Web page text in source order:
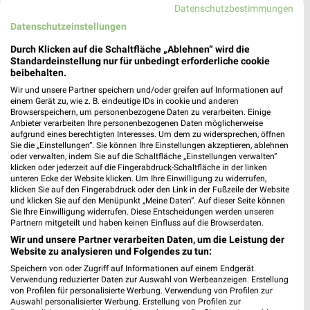
Nächste Filiale
GALERIA Offenburg
77652 Offenburg
Heute 10:00 - 19:00 Uhr | Geöffnet
592,86 km • Angebote: 2 Prospekte
Angebote-Kalender für GALERIA
Karstadt Kaufhof in Offenburg und
Umgebung
Aug.
10 Mo 11Di 12Mi 13Do 14 Fr
GALERIA Karstadt Kaufhof - Angebote
Datenschutzbestimmungen
Datenschutzeinstellungen
Durch Klicken auf die Schaltfläche „Ablehnen“ wird die
Standardeinstellung nur für unbedingt erforderliche cookie
beibehalten.
Wir und unsere Partner speichern und/oder greifen auf Informationen auf
einem Gerät zu, wie z. B. eindeutige IDs in cookie und anderen
Browserspeichern, um personenbezogene Daten zu verarbeiten. Einige
Anbieter verarbeiten Ihre personenbezogenen Daten möglicherweise
aufgrund eines berechtigten Interesses. Um dem zu widersprechen, öffnen
Sie die „Einstellungen“. Sie können Ihre Einstellungen akzeptieren, ablehnen
oder verwalten, indem Sie auf die Schaltfläche „Einstellungen verwalten“
klicken oder jederzeit auf die Fingerabdruck-Schaltfläche in der linken
unteren Ecke der Website klicken. Um Ihre Einwilligung zu widerrufen,
klicken Sie auf den Fingerabdruck oder den Link in der Fußzeile der Website
und klicken Sie auf den Menüpunkt „Meine Daten“. Auf dieser Seite können
Sie Ihre Einwilligung widerrufen. Diese Entscheidungen werden unseren
Partnern mitgeteilt und haben keinen Einfluss auf die Browserdaten.
Wir und unsere Partner verarbeiten Daten, um die Leistung der
Website zu analysieren und Folgendes zu tun:
Speichern von oder Zugriff auf Informationen auf einem Endgerät.
Verwendung reduzierter Daten zur Auswahl von Werbeanzeigen. Erstellung
von Profilen für personalisierte Werbung. Verwendung von Profilen zur
Auswahl personalisierter Werbung. Erstellung von Profilen zur